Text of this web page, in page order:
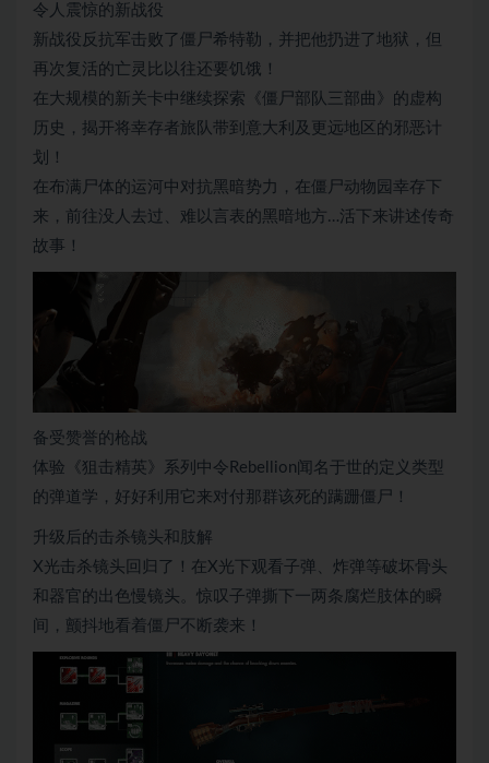
令人震惊的新战役
新战役反抗军击败了僵尸希特勒，并把他扔进了地狱，但
再次复活的亡灵比以往还要饥饿！
在大规模的新关卡中继续探索《僵尸部队三部曲》的虚构
历史，揭开将幸存者旅队带到意大利及更远地区的邪恶计
划！
在布满尸体的运河中对抗黑暗势力，在僵尸动物园幸存下
来，前往没人去过、难以言表的黑暗地方…活下来讲述传奇
故事！
备受赞誉的枪战
体验《狙击精英》系列中令Rebellion闻名于世的定义类型
的弹道学，好好利用它来对付那群该死的蹒跚僵尸！
升级后的击杀镜头和肢解
X光击杀镜头回归了！在X光下观看子弹、炸弹等破坏骨头
和器官的出色慢镜头。惊叹子弹撕下一两条腐烂肢体的瞬
间，颤抖地看着僵尸不断袭来！